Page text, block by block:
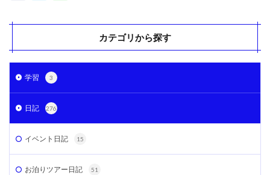
カテゴリから探す
学習 3
日記 276
イベント日記 15
お泊りツアー日記 51